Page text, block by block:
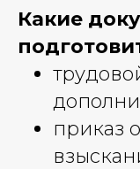
Какие
приказ